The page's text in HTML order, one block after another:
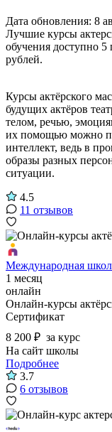
Дата обновления: 8
Лучшие курсы
обучения доступно
рублей.
Курсы актёрского
будущих актёров
телом, речью,
их помощью можно
интеллект, ведь в
образы разных
ситуации.
4.5
11 отзывов
Международная
1 месяц
онлайн
Онлайн-курсы
Сертификат
8 200 ₽ за курс
На сайт школы
Подробнее
3.7
6 отзывов